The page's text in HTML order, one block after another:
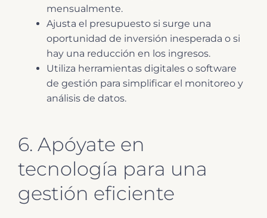
mensualmente.
Ajusta el presupuesto si surge una
oportunidad de inversión inesperada o si
hay una reducción en los ingresos.
Utiliza herramientas digitales o software
de gestión para simplificar el monitoreo y
análisis de datos.
6. Apóyate en
tecnología para una
gestión eficiente